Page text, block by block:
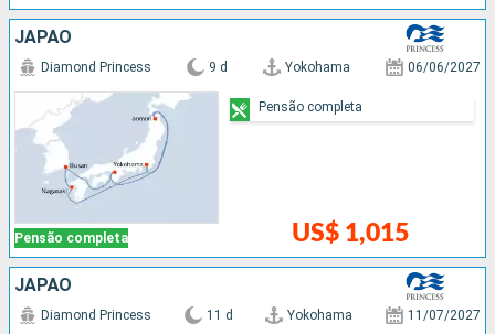
JAPÃO
Pensão completa
Diamond Princess 9 d Yokohama 06/06/2027
US$ 1,015
Pensão completa
JAPÃO
Diamond Princess 11 d Yokohama 11/07/2027